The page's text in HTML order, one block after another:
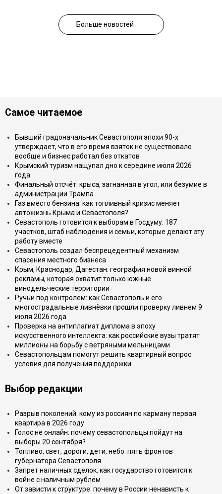
Больше новостей
Самое читаемое
Бывший градоначальник Севастополя эпохи 90-х
утверждает, что в его время взяток не существовало
вообще и бизнес работал без откатов
Крымский туризм нащупал дно к середине июля 2026
года
Финальный отсчёт: крыса, загнанная в угол, или безумие в
администрации Трампа
Газ вместо бензина: как топливный кризис меняет
автожизнь Крыма и Севастополя?
Севастополь готовится к выборам в Госдуму: 187
участков, штаб наблюдения и семьи, которые делают эту
работу вместе
Севастополь создал беспрецедентный механизм
спасения местного бизнеса
Крым, Краснодар, Дагестан: география новой винной
рекламы, которая охватит только южные
винодельческие территории
Ручьи под контролем: как Севастополь и его
многострадальные ливнёвки прошли проверку ливнем 9
июля 2026 года
Проверка на антиплагиат диплома в эпоху
искусственного интеллекта: как российские вузы тратят
миллионы на борьбу с ветряными мельницами
Севастопольцам помогут решить квартирный вопрос:
условия для получения поддержки
Выбор редакции
Разрыв поколений: кому из россиян по карману первая
квартира в 2026 году
Голос не онлайн: почему севастопольцы пойдут на
выборы 20 сентября?
Топливо, свет, дороги, дети, небо: пять фронтов
губернатора Севастополя
Запрет наличных сделок: как государство готовится к
войне с наличным рублём
От зависти к структуре: почему в России ненависть к